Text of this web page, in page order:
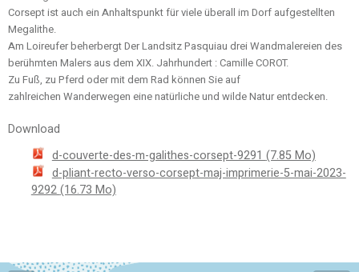
Corsept ist auch ein Anhaltspunkt für viele überall im Dorf aufgestellten
Megalithe.
Am Loireufer beherbergt Der Landsitz Pasquiau drei Wandmalereien des
berühmten Malers aus dem XIX. Jahrhundert : Camille COROT.
Zu Fuß, zu Pferd oder mit dem Rad können Sie auf
zahlreichen Wanderwegen eine natürliche und wilde Natur entdecken.
Download
d-couverte-des-m-galithes-corsept-9291 (7.85 Mo)
d-pliant-recto-verso-corsept-maj-imprimerie-5-mai-2023-
9292(16.73 Mo)